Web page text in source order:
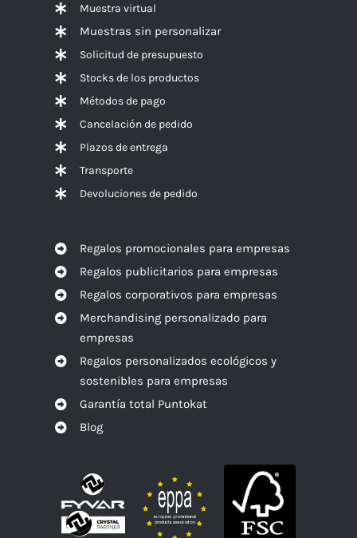
Muestra virtual
Muestras sin personalizar
Solicitud de presupuesto
Stocks de los productos
Métodos de pago
Cancelación de pedido
Plazos de entrega
Transporte
Devoluciones de pedido
Regalos promocionales para empresas
Regalos publicitarios para empresas
Regalos corporativos para empresas
Merchandising personalizado para
empresas
Regalos personalizados ecológicos y
sostenibles para empresas
Garantía total Puntokat
Blog